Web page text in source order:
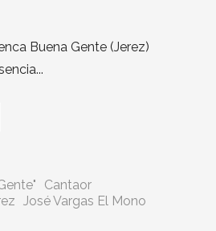
Buena Gente (Jerez)
Cantaor
José Vargas El Mono